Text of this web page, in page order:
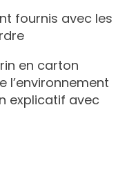
fournis avec les
en carton
l’environnement
explicatif avec